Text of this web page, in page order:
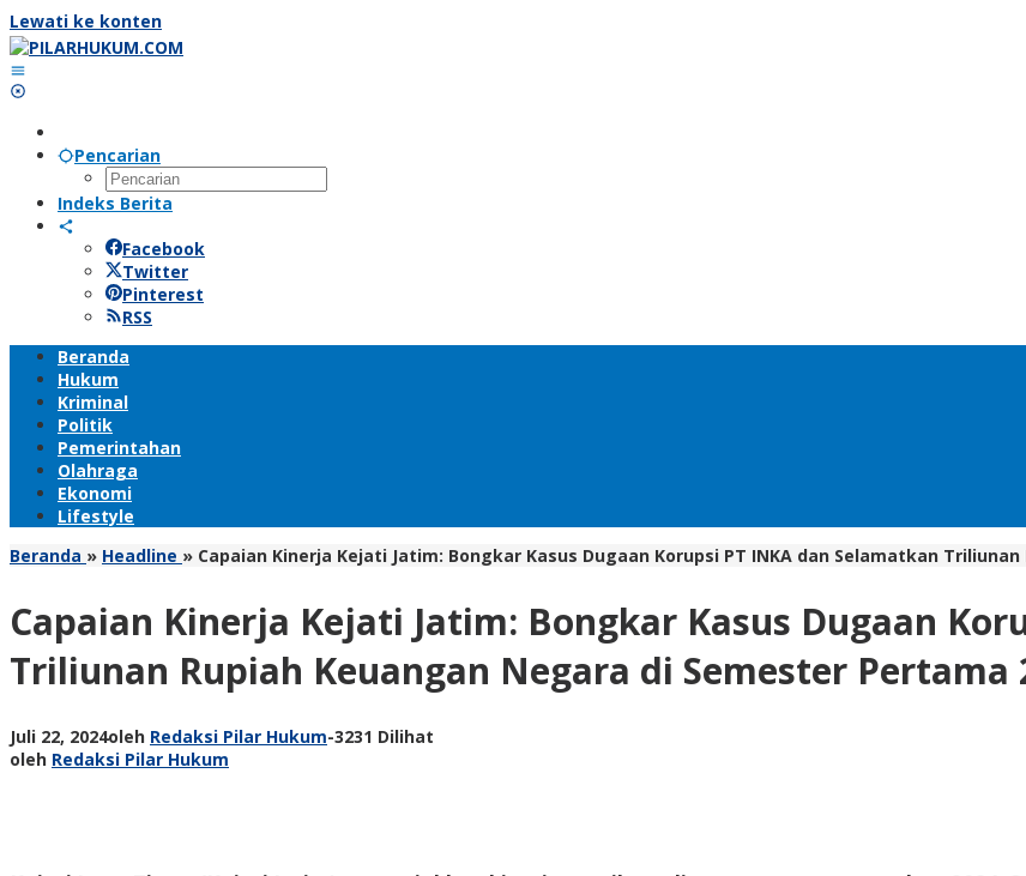
Lewati ke konten
Pencarian
Indeks Berita
Facebook
Twitter
Pinterest
RSS
Beranda
Hukum
Kriminal
Politik
Pemerintahan
Olahraga
Ekonomi
Lifestyle
Beranda » Headline » Capaian Kinerja Kejati Jatim: Bongkar Kasus Dugaan Korupsi PT INKA dan Selamatkan
Capaian Kinerja Kejati Jatim: Bongkar Kasus Dugaan
Triliunan Rupiah Keuangan Negara di Semester Pertama
Juli 22, 2024oleh Redaksi Pilar Hukum-3231 Dilihat
oleh Redaksi Pilar Hukum